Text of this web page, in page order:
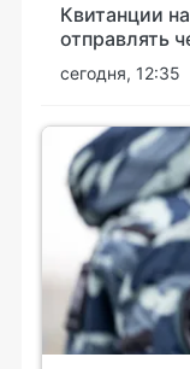
Квитанции
отправлять
сегодня, 12:35